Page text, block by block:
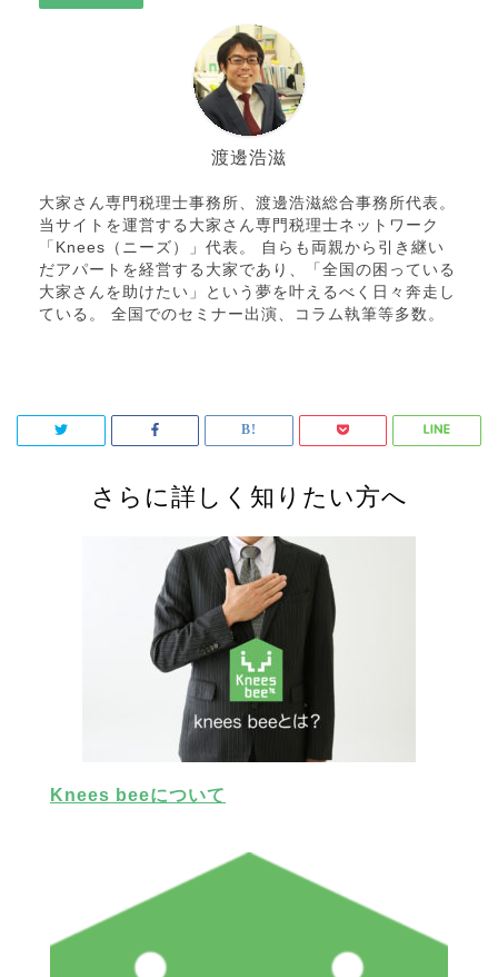
渡邊浩滋
大家さん専門税理士事務所、渡邊浩滋総合事務所代表。
当サイトを運営する大家さん専門税理士ネットワーク
「Knees（ニーズ）」代表。 自らも両親から引き継い
だアパートを経営する大家であり、「全国の困っている
大家さんを助けたい」という夢を叶えるべく日々奔走し
ている。 全国でのセミナー出演、コラム執筆等多数。
さらに詳しく知りたい方へ
Knees beeについて